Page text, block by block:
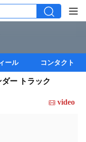
ール コンタクト
ー トラック
video